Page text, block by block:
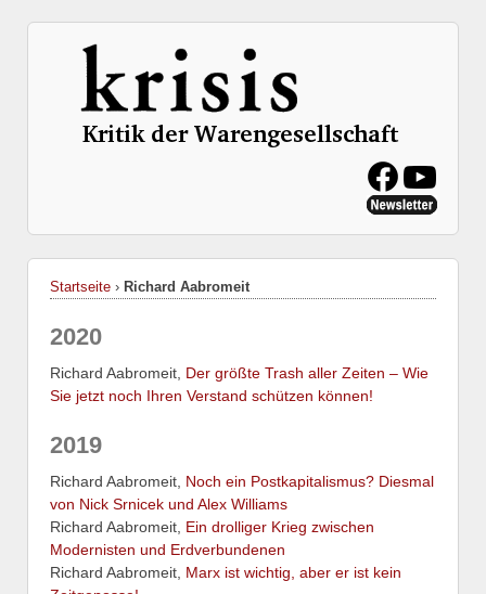
Startseite › Richard Aabromeit
2020
Richard Aabromeit, Der größte Trash aller Zeiten – Wie
Sie jetzt noch Ihren Verstand schützen können!
2019
Richard Aabromeit, Noch ein Postkapitalismus? Diesmal
von Nick Srnicek und Alex Williams
Richard Aabromeit, Ein drolliger Krieg zwischen
Modernisten und Erdverbundenen
Richard Aabromeit, Marx ist wichtig, aber er ist kein